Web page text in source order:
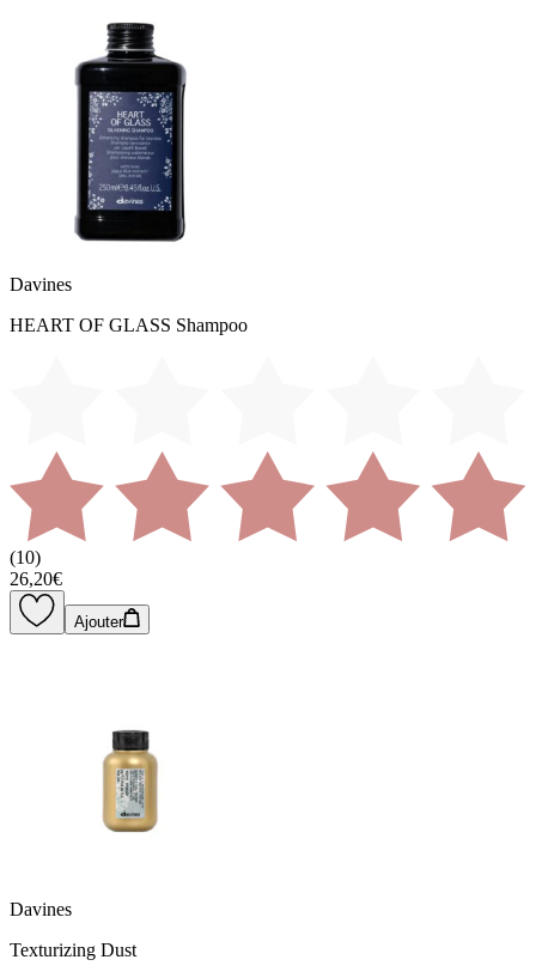
Davines
HEART OF GLASS Shampoo
(10)
26,20€
Ajouter
Davines
Texturizing Dust